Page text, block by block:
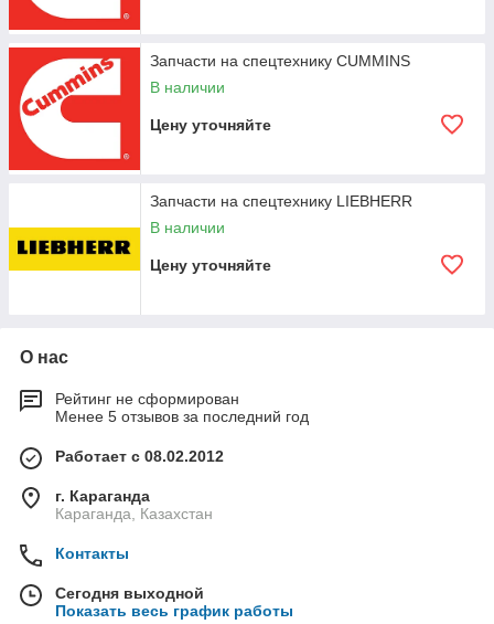
Запчасти на спецтехнику CUMMINS
В наличии
Цену уточняйте
Запчасти на спецтехнику LIEBHERR
В наличии
Цену уточняйте
О нас
Рейтинг не сформирован
Менее 5 отзывов за последний год
Работает с 08.02.2012
г. Караганда
Караганда, Казахстан
Контакты
Сегодня выходной
Показать весь график работы